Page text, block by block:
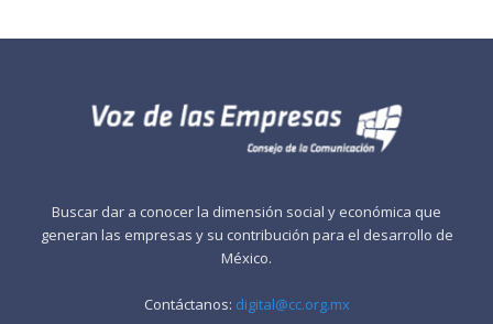
Buscar dar a conocer la dimensión social y económica que
generan las empresas y su contribución para el desarrollo de
México.
Contáctanos: digital@cc.org.mx